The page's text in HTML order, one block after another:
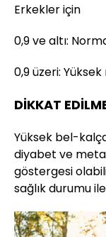
Erkekler için
0,9 ve altı:
0,9 üzeri: Yüksek
DİKKAT
Yüksek bel-
diyabet ve
göstergesi
sağlık durumu